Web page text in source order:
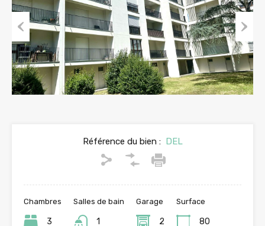
Previous Next
Référence du bien :DEL
Chambres
3
Salles de bain
1
Garage
2
Surface
80